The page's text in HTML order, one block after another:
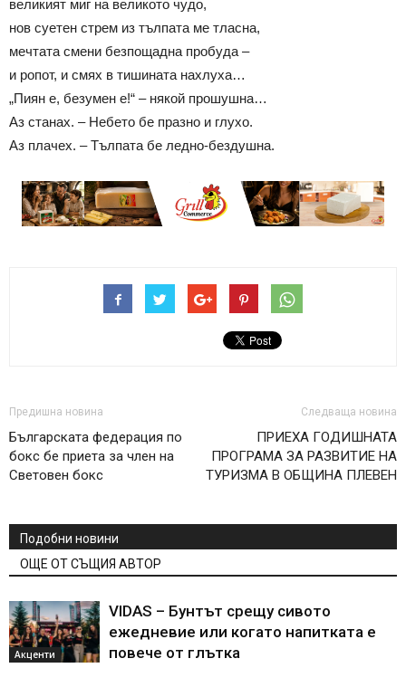
великият миг на великото чудо,
нов суетен стрем из тълпата ме тласна,
мечтата смени безпощадна пробуда –
и ропот, и смях в тишината нахлуха…
„Пиян е, безумен е!“ – някой прошушна…
Аз станах. – Небето бе празно и глухо.
Аз плачех. – Тълпата бе ледно-бездушна.
Предишна новина
Българската федерация по
бокс бе приета за член на
Световен бокс
Следваща новина
ПРИЕХА ГОДИШНАТА
ПРОГРАМА ЗА РАЗВИТИЕ НА
ТУРИЗМА В ОБЩИНА ПЛЕВЕН
Подобни новини
ОЩЕ ОТ СЪЩИЯ АВТОР
Акценти
VIDAS – Бунтът срещу сивото
ежедневие или когато напитката е
повече от глътка